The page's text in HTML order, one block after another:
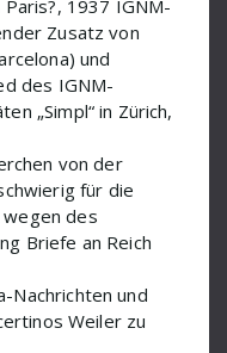
1937 IGNM-
Zusatz von
und
des IGNM-
„Simpl“ in Zürich,
von der
für die
des
Briefe an Reich
Nachrichten und
Weiler zu